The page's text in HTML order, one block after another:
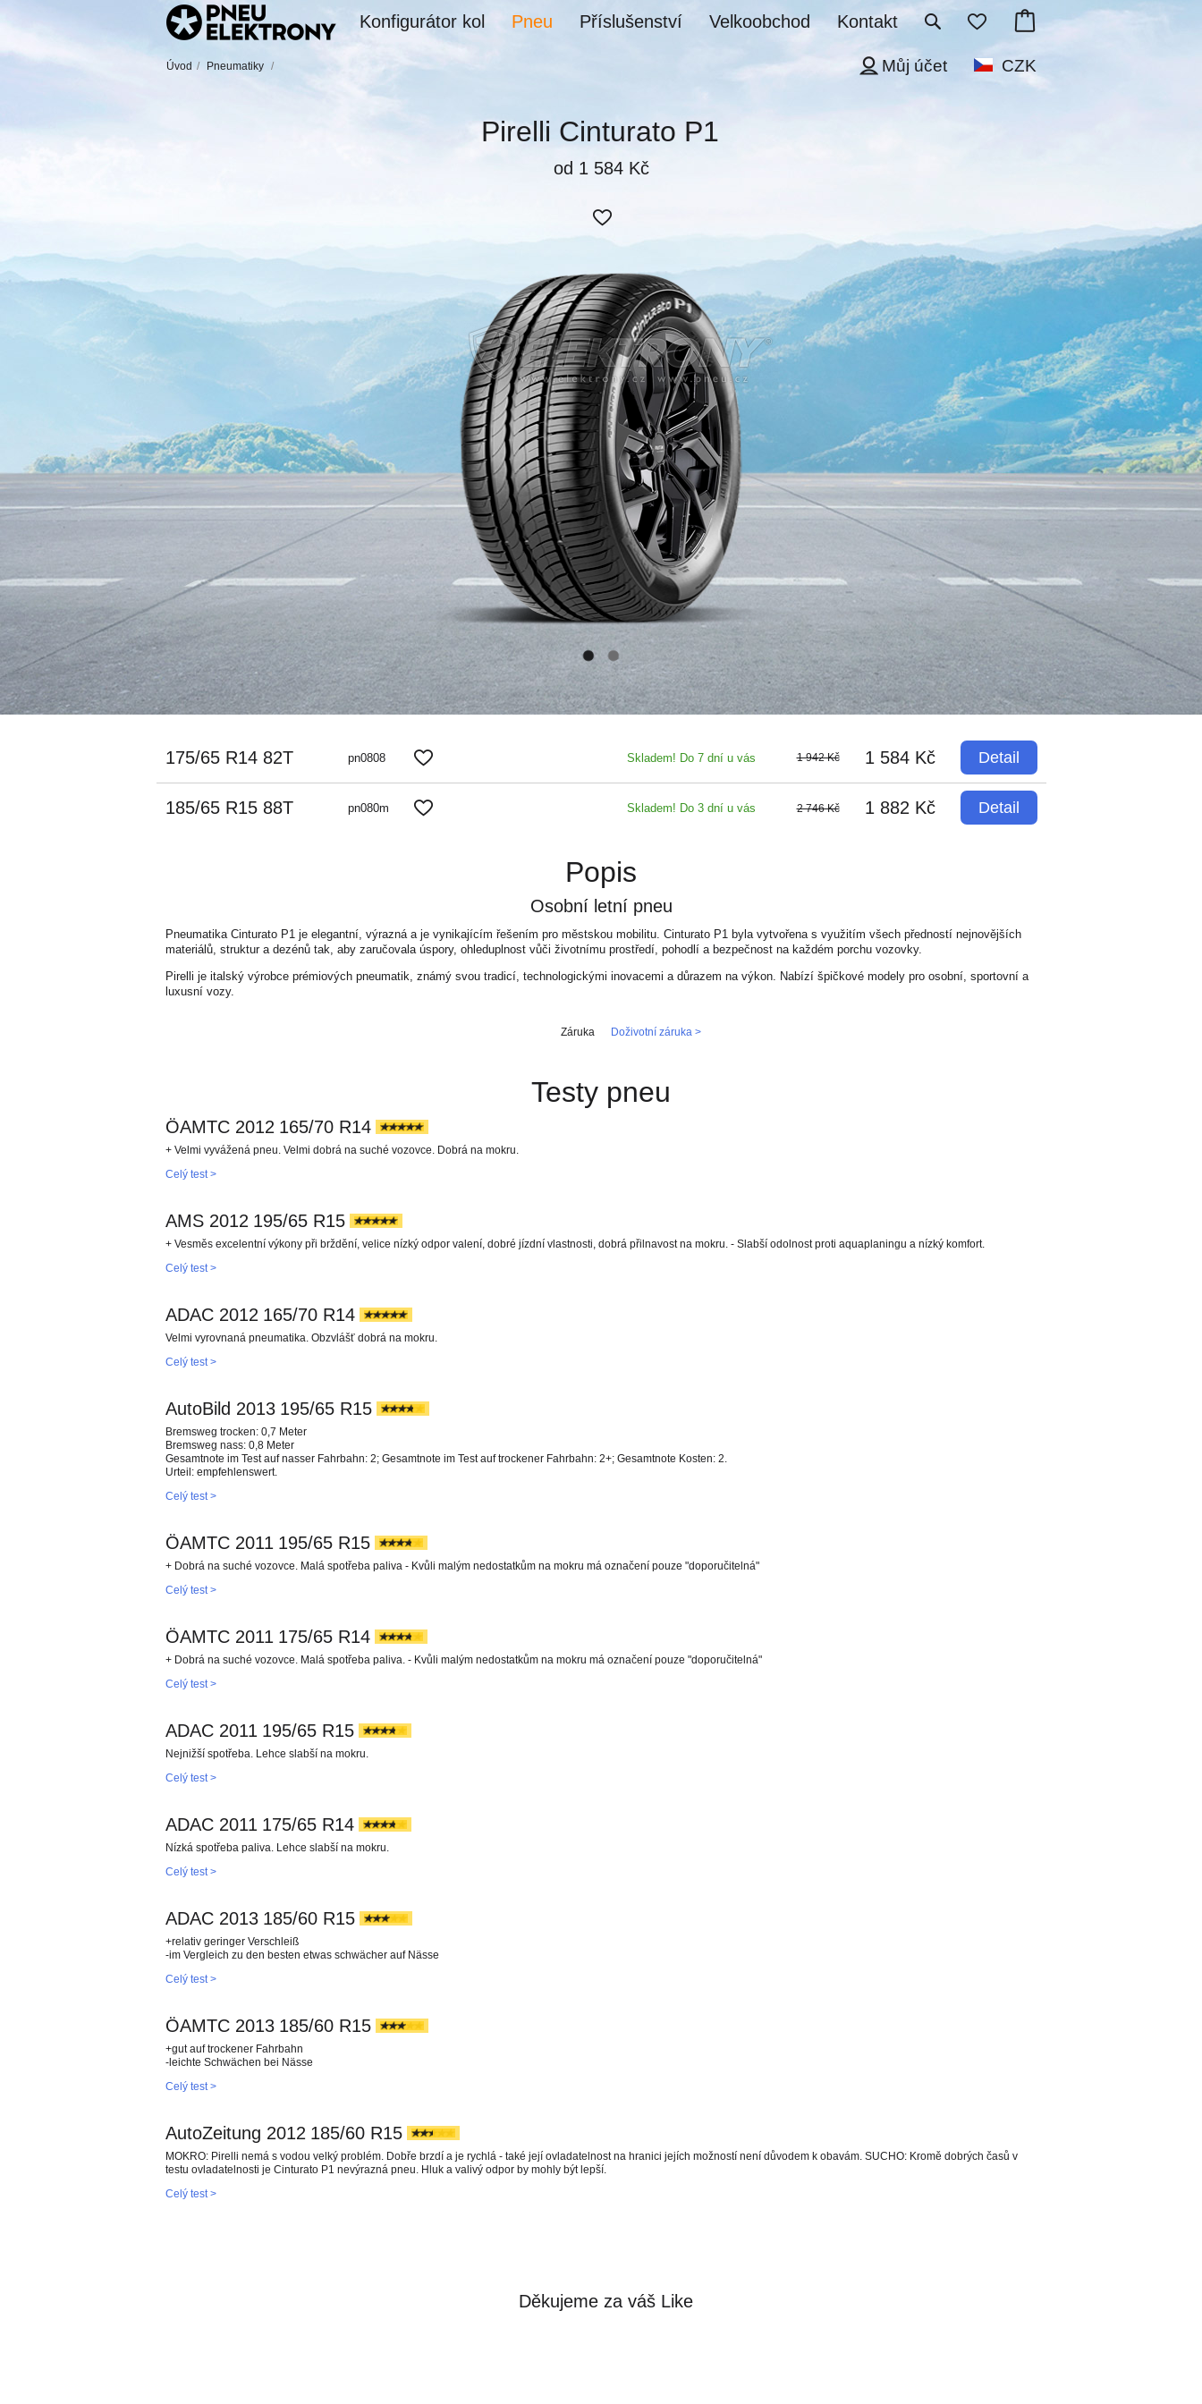
Kontakt
Velkoobchod
Příslušenství
Pneu
Konfigurátor kol
Úvod / Pneumatiky / CZK
Můj účet
Pirelli Cinturato P1
od 1 584 Kč
175/65 R14 82T pn0808 Skladem! Do 7 dní u vás 1 942 Kč 1 584 Kč Detail
185/65 R15 88T pn080m Skladem! Do 3 dní u vás 2 746 Kč 1 882 Kč Detail
Popis
Osobní letní pneu
Pneumatika Cinturato P1 je elegantní, výrazná a je vynikajícím řešením pro městskou mobilitu. Cinturato P1 byla vytvořena s využitím všech předností nejnovějších
materiálů, struktur a dezénů tak, aby zaručovala úspory, ohleduplnost vůči životnímu prostředí, pohodlí a bezpečnost na každém porchu vozovky.
Pirelli je italský výrobce prémiových pneumatik, známý svou tradicí, technologickými inovacemi a důrazem na výkon. Nabízí špičkové modely pro osobní, sportovní a
luxusní vozy.
Záruka Doživotní záruka >
Testy pneu
ÖAMTC 2012 165/70 R14
+ Velmi vyvážená pneu. Velmi dobrá na suché vozovce. Dobrá na mokru.
Celý test >
AMS 2012 195/65 R15
+ Vesměs excelentní výkony při brždění, velice nízký odpor valení, dobré jízdní vlastnosti, dobrá přilnavost na mokru. - Slabší odolnost proti aquaplaningu a nízký komfort.
Celý test >
ADAC 2012 165/70 R14
Velmi vyrovnaná pneumatika. Obzvlášť dobrá na mokru.
Celý test >
AutoBild 2013 195/65 R15
Bremsweg trocken: 0,7 Meter
Bremsweg nass: 0,8 Meter
Gesamtnote im Test auf nasser Fahrbahn: 2; Gesamtnote im Test auf trockener Fahrbahn: 2+; Gesamtnote Kosten: 2.
Urteil: empfehlenswert.
Celý test >
ÖAMTC 2011 195/65 R15
+ Dobrá na suché vozovce. Malá spotřeba paliva - Kvůli malým nedostatkům na mokru má označení pouze "doporučitelná"
Celý test >
ÖAMTC 2011 175/65 R14
+ Dobrá na suché vozovce. Malá spotřeba paliva. - Kvůli malým nedostatkům na mokru má označení pouze "doporučitelná"
Celý test >
ADAC 2011 195/65 R15
Nejnižší spotřeba. Lehce slabší na mokru.
Celý test >
ADAC 2011 175/65 R14
Nízká spotřeba paliva. Lehce slabší na mokru.
Celý test >
ADAC 2013 185/60 R15
+relativ geringer Verschleiß
-im Vergleich zu den besten etwas schwächer auf Nässe
Celý test >
ÖAMTC 2013 185/60 R15
+gut auf trockener Fahrbahn
-leichte Schwächen bei Nässe
Celý test >
AutoZeitung 2012 185/60 R15
MOKRO: Pirelli nemá s vodou velký problém. Dobře brzdí a je rychlá - také její ovladatelnost na hranici jejích možností není důvodem k obavám. SUCHO: Kromě dobrých časů v
testu ovladatelnosti je Cinturato P1 nevýrazná pneu. Hluk a valivý odpor by mohly být lepší.
Celý test >
Děkujeme za váš Like